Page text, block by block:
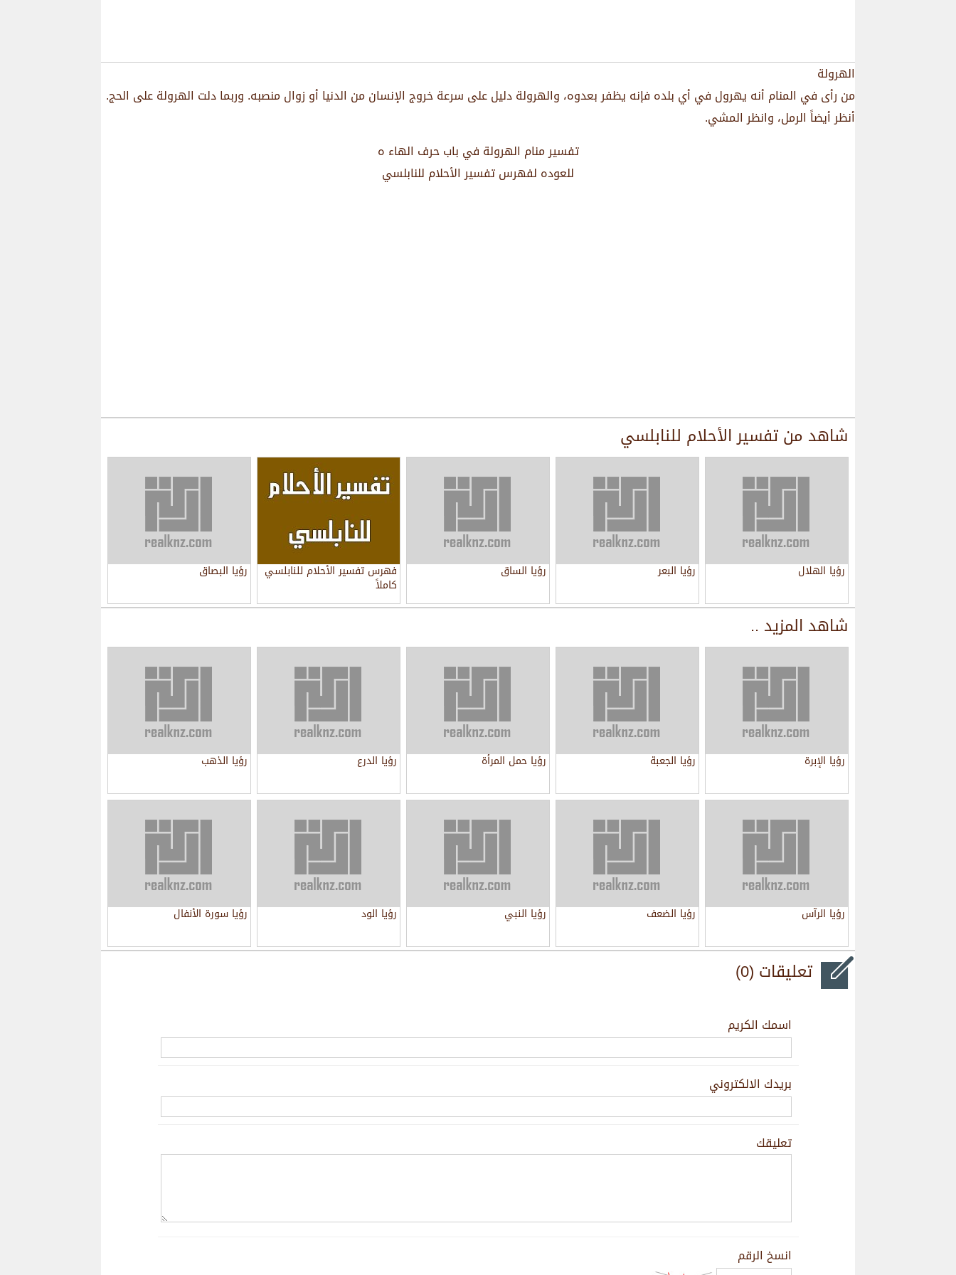
الهرولة
من رأى في المنام أنه يهرول في أي بلده فإنه يظفر بعدوه، والهرولة دليل على سرعة خروج الإنسان من الدنيا أو زوال منصبه. وربما دلت الهرولة على الحج.
أنظر أيضاً الرمل، وانظر المشي.
تفسير منام الهرولة في باب حرف الهاء ه
للعوده لفهرس تفسير الأحلام للنابلسي
شاهد منتفسير الأحلام للنابلسي
رؤيا الهلال رؤيا البعر رؤيا الساق فهرس تفسير الأحلام للنابلسي
كاملاً
رؤيا البصاق
شاهد المزيد ..
رؤيا الإبرة رؤيا الجعبة رؤيا حمل المرأة رؤيا الدرع رؤيا الذهب
رؤيا الرآس رؤيا الضعف رؤيا النبي رؤيا الود رؤيا سورة الأنفال
تعليقات (0)
اسمك الكريم
بريدك الالكتروني
تعليقك
انسخ الرقم